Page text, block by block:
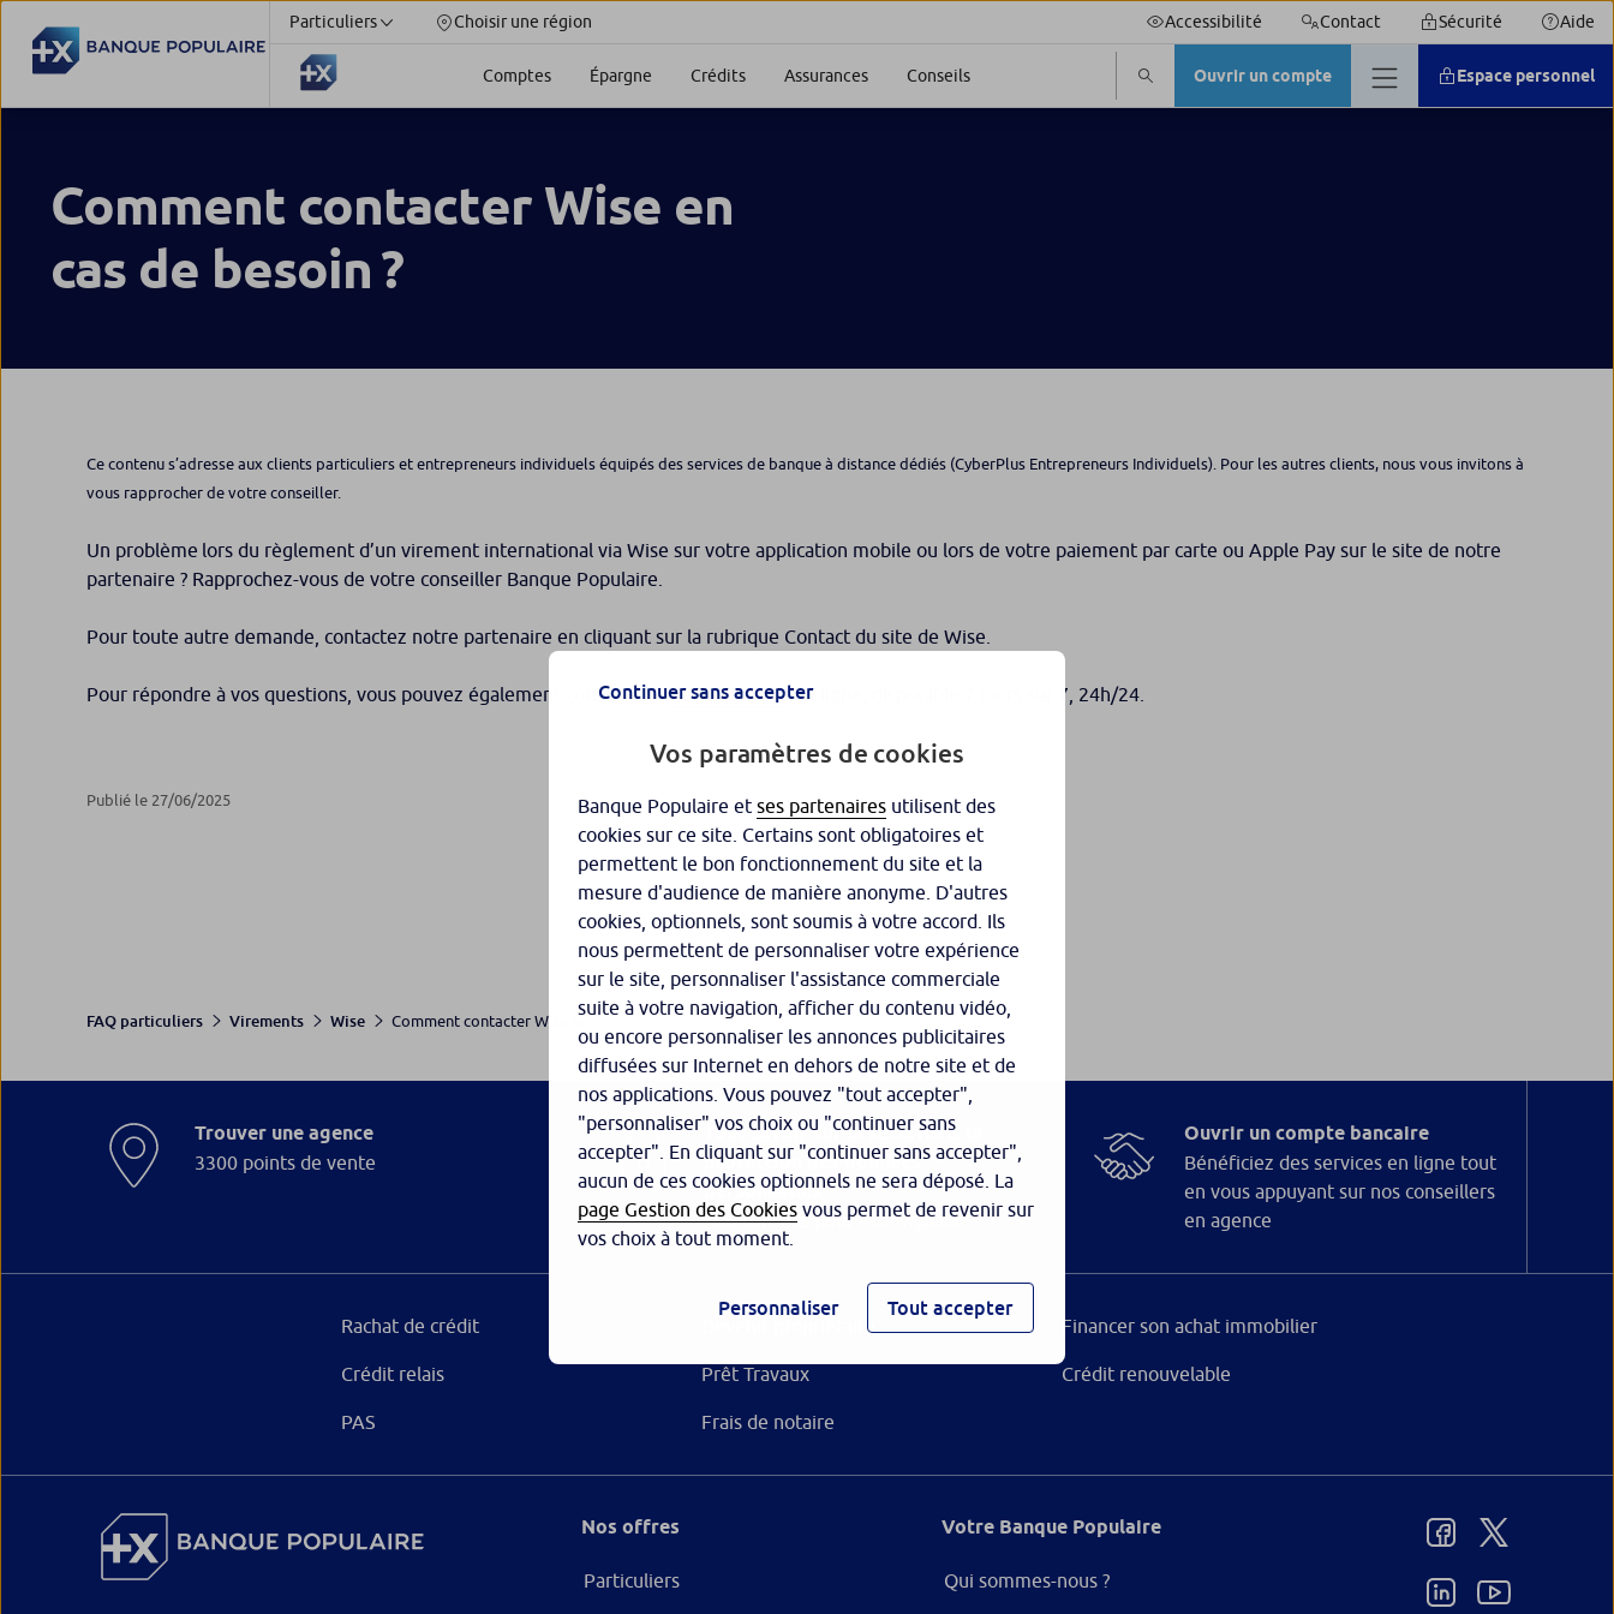
Particuliers Choisir une région Accessibilité Contact Sécurité Aide
Comptes Épargne Crédits Assurances Conseils Ouvrir un compte Espace personnel
Comment contacter Wise en
cas de besoin ?
Ce contenu s’adresse aux clients particuliers et entrepreneurs individuels équipés des services de banque à distance dédiés (CyberPlus Entrepreneurs Individuels). Pour les autres clients, nous vous invitons à
vous rapprocher de votre conseiller.
Un problème lors du règlement d’un virement international via Wise sur votre application mobile ou lors de votre paiement par carte ou Apple Pay sur le site de notre
partenaire ? Rapprochez-vous de votre conseiller Banque Populaire.
Pour toute autre demande, contactez notre partenaire en cliquant sur la rubrique Contact du site de Wise
Pour répondre à vos questions, vous pouvez également consulter leCentre d’Aideen ligne, disponible 7 jours sur 7, 24h/24.
Publié le 27/06/2025
FAQ particuliers Virements Wise Comment contacter Wise en...
Trouver une agence
3300 points de vente
Tout savoir sur la sécurité & la
protection des données
personnelles
Nos conseils pour être vigilant
Ouvrir un compte bancaire
Bénéficiez des services en ligne tout
en vous appuyant sur nos conseillers
en agence
Rachat de crédit Devenir propriétaire Financer son achat immobilier
Crédit relais Prêt Travaux Crédit renouvelable
PAS Frais de notaire
Nos offres
Particuliers
Votre Banque Populaire
Qui sommes-nous ?
Continuer sans accepter
Vos paramètres de cookies
Banque Populaire et ses partenaires utilisent des
cookies sur ce site. Certains sont obligatoires et
permettent le bon fonctionnement du site et la
mesure d'audience de manière anonyme. D'autres
cookies, optionnels, sont soumis à votre accord. Ils
nous permettent de personnaliser votre expérience
sur le site, personnaliser l'assistance commerciale
suite à votre navigation, afficher du contenu vidéo,
ou encore personnaliser les annonces publicitaires
diffusées sur Internet en dehors de notre site et de
nos applications. Vous pouvez "tout accepter",
"personnaliser" vos choix ou "continuer sans
accepter". En cliquant sur "continuer sans accepter",
aucun de ces cookies optionnels ne sera déposé. La
page Gestion des Cookies vous permet de revenir sur
vos choix à tout moment.
Personnaliser Tout accepter